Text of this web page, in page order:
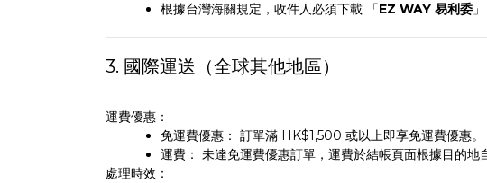
根據台灣海關規定，收件人必須下載 「EZ WAY 易利委
3. 國際運送（全球其他地區）
運費優惠：
免運費優惠： 訂單滿 HK$1,500 或以上即享免運費優惠。
運費： 未達免運費優惠訂單，運費於結帳頁面根據目的地
處理時效：